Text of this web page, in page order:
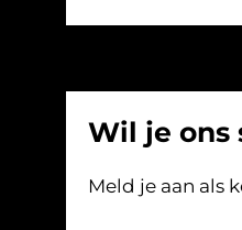
Wil je ons
Meld je aan als